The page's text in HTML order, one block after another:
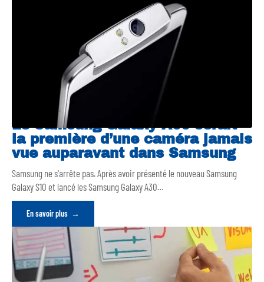
Le Samsung Galaxy A90 serait
la première d’une caméra jamais
vue auparavant dans Samsung
Samsung ne s'arrête pas. Après avoir présenté le nouveau Samsung
Galaxy S10 et lancé les Samsung Galaxy A30…
En savoir plus